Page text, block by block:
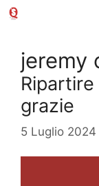
Vai
jeremy
grazie
5 Luglio 2024